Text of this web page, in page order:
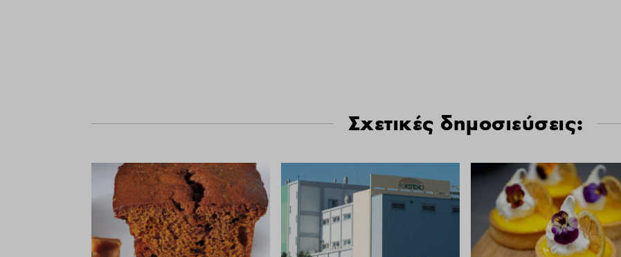
Σχετικές δημοσιεύσεις: